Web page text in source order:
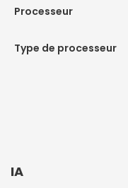
Processeur
Type de processeur
IA